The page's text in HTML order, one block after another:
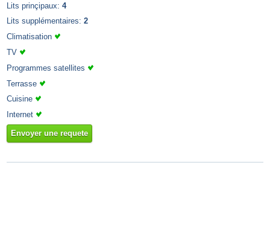
Lits prinçipaux: 4
Lits supplémentaires: 2
Climatisation
TV
Programmes satellites
Terrasse
Cuisine
Internet
Envoyer une requete